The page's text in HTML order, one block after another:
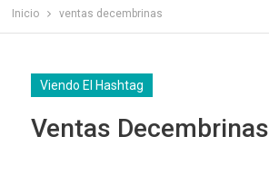
Inicio ventas decembrinas
Viendo El Hashtag
Ventas Decembrinas